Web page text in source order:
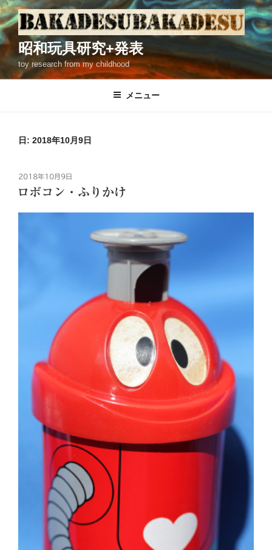
コ
ン
テ
ン
ツ
へ
昭和玩具研究+発表
toy research from my childhood
メニュー
日: 2018年10月9日
投
日:
2018年10月9日
ロボコン・ふりかけ